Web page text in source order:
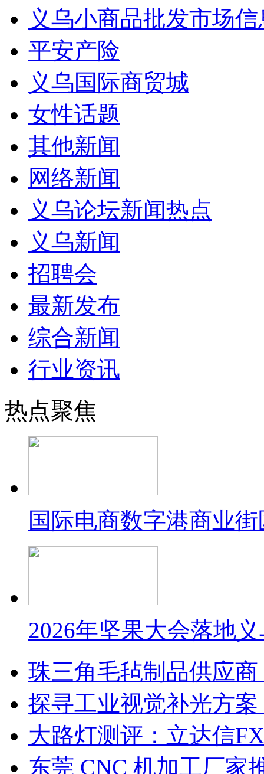
义乌小商品批发市场
平安产险
义乌国际商贸城
女性话题
其他新闻
网络新闻
义乌论坛新闻热点
义乌新闻
招聘会
最新发布
综合新闻
行业资讯
热点聚焦
国际电商数字港商业
2026年坚果大会落地
珠三角毛毡制品供应
探寻工业视觉补光方
大路灯测评：立达信
东莞 CNC 机加工厂家